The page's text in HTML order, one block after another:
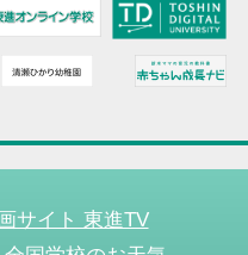
サイト 東進TV